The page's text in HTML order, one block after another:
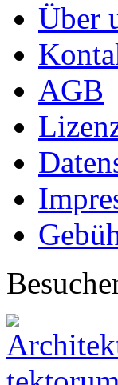
Über
AGB